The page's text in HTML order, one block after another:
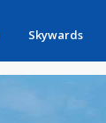
Skywards